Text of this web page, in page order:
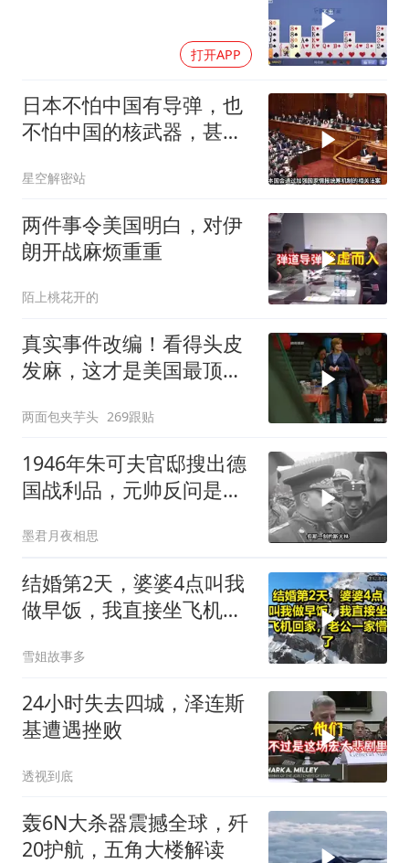
打开APP
日本不怕中国有导弹，也
不怕中国的核武器，甚至
星空解密站
两件事令美国明白，对伊
朗开战麻烦重重
陌上桃花开的
真实事件改编！看得头皮
发麻，这才是美国最顶级
两面包夹芋头 269跟贴
1946年朱可夫官邸搜出德
国战利品，元帅反问是否
墨君月夜相思
结婚第2天，婆婆4点叫我
做早饭，我直接坐飞机回
雪姐故事多
24小时失去四城，泽连斯
基遭遇挫败
透视到底
轰6N大杀器震撼全球，歼
20护航，五角大楼解读